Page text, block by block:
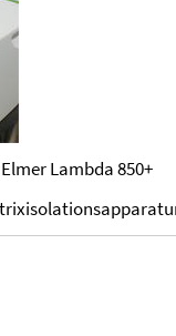
Lambda 850+